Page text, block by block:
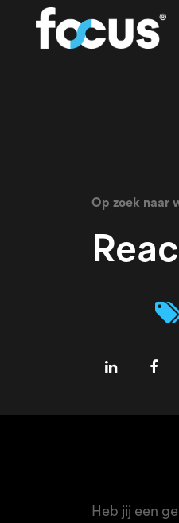
Op zoek naar
Heb jij een